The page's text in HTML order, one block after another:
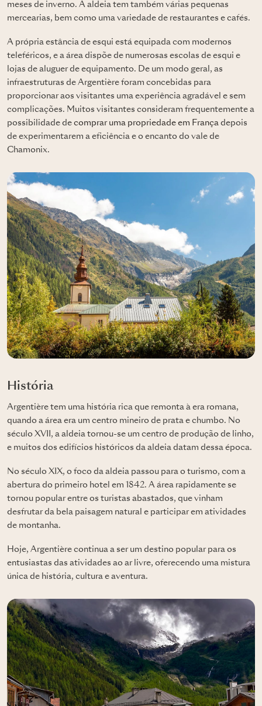
meses de inverno. A aldeia tem também várias pequenas
mercearias, bem como uma variedade de restaurantes e cafés.
A própria estância de esqui está equipada com modernos
teleféricos, e a área dispõe de numerosas escolas de esqui e
lojas de aluguer de equipamento. De um modo geral, as
infraestruturas de Argentière foram concebidas para
proporcionar aos visitantes uma experiência agradável e sem
complicações. Muitos visitantes consideram frequentemente a
possibilidade de comprar uma propriedade em França depois
de experimentarem a eficiência e o encanto do vale de
Chamonix.
História
Argentière tem uma história rica que remonta à era romana,
quando a área era um centro mineiro de prata e chumbo. No
século XVII, a aldeia tornou-se um centro de produção de linho,
e muitos dos edifícios históricos da aldeia datam dessa época.
No século XIX, o foco da aldeia passou para o turismo, com a
abertura do primeiro hotel em 1842. A área rapidamente se
tornou popular entre os turistas abastados, que vinham
desfrutar da bela paisagem natural e participar em atividades
de montanha.
Hoje, Argentière continua a ser um destino popular para os
entusiastas das atividades ao ar livre, oferecendo uma mistura
única de história, cultura e aventura.